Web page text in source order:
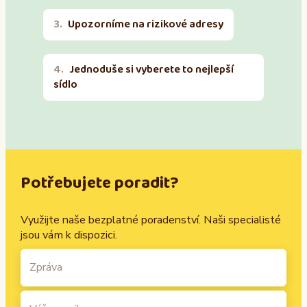
Upozorníme na rizikové adresy
Jednoduše si vyberete to nejlepší
sídlo
Potřebujete poradit?
Využijte naše bezplatné poradenství. Naši specialisté
jsou vám k dispozici.